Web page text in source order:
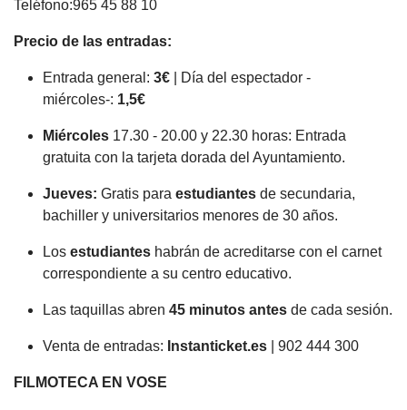
Teléfono:965 45 88 10
Precio de las entradas:
Entrada general: 3€ | Día del espectador -
miércoles-: 1,5€
Miércoles 17.30 - 20.00 y 22.30 horas: Entrada
gratuita con la tarjeta dorada del Ayuntamiento.
Jueves: Gratis para estudiantes de secundaria,
bachiller y universitarios menores de 30 años.
Los estudiantes habrán de acreditarse con el carnet
correspondiente a su centro educativo.
Las taquillas abren 45 minutos antes de cada sesión.
Venta de entradas: Instanticket.es | 902 444 300
FILMOTECA EN VOSE